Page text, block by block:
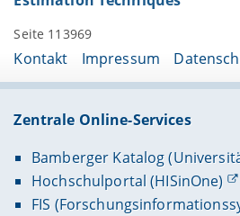
Seite 113969
Kontakt Impressum
Zentrale Online-Services
Bamberger Katalog
Hochschulportal (HISinOne)
FIS